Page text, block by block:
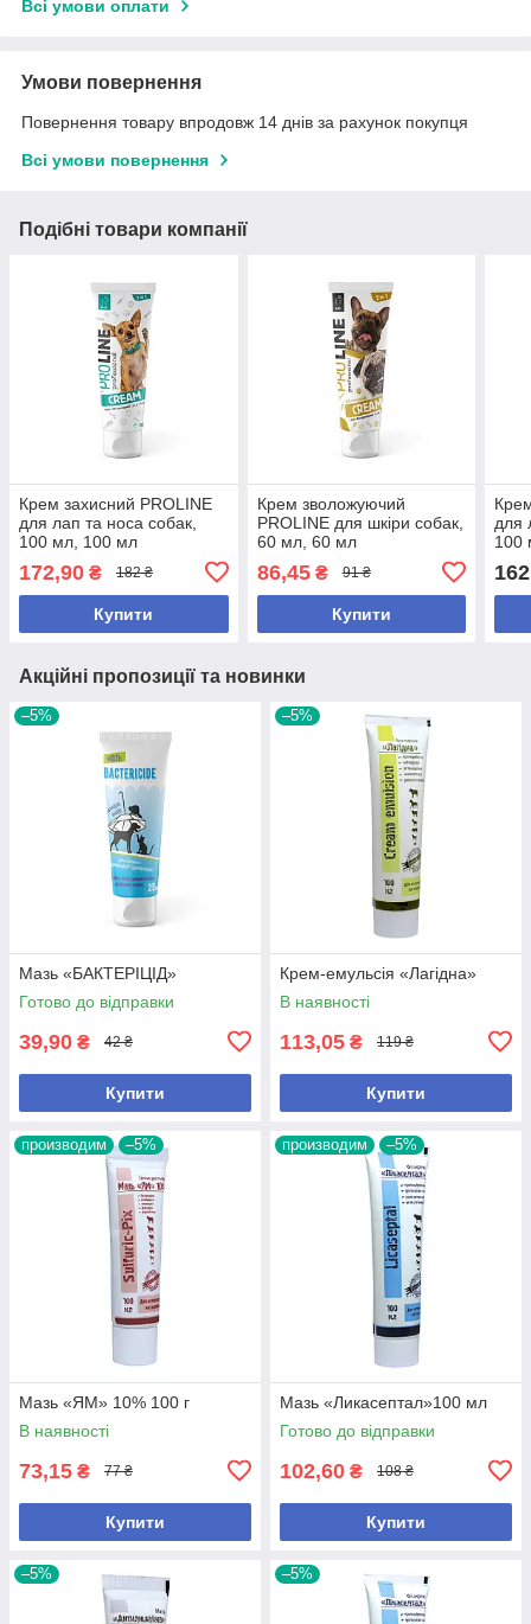
Всі умови оплати
Умови повернення
Повернення товару впродовж 14 днів за рахунок покупця
Всі умови повернення
Подібні товари компанії
Крем захисний PROLINE
для лап та носа собак,
100 мл, 100 мл
172,90 ₴ 182 ₴
Купити
Крем зволожуючий
PROLINE для шкіри собак,
60 мл, 60 мл
86,45₴ 91 ₴
Купити
для
100
162
Акційні пропозиції та новинки
–5%
Мазь «БАКТЕРІЦІД»
Готово до відправки
39,90 ₴ 42 ₴
Купити
–5%
Крем-емульсія «Лагідна»
В наявності
113,05 ₴ 119 ₴
Купити
производим –5%
Мазь «ЯМ» 10% 100 г
В наявності
73,15 ₴ 77 ₴
Купити
производим –5%
Мазь «Ликасептал»100 мл
Готово до відправки
102,60 ₴ 108 ₴
Купити
–5% –5%